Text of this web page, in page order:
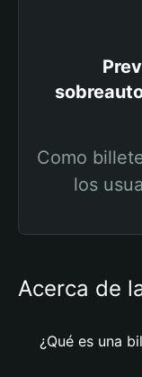
Como
los
Acerca de
¿Qué es una